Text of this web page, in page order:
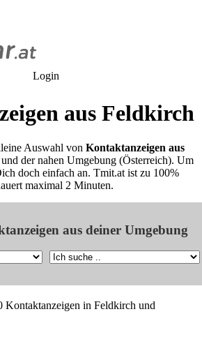
Login
aus Feldkirch
Auswahl von Kontaktanzeigen aus
und der nahen Umgebung (Österreich). Um
doch einfach an. Tmit.at ist zu 100%
maximal 2 Minuten.
aus deiner Umgebung
Kontaktanzeigen in Feldkirch und